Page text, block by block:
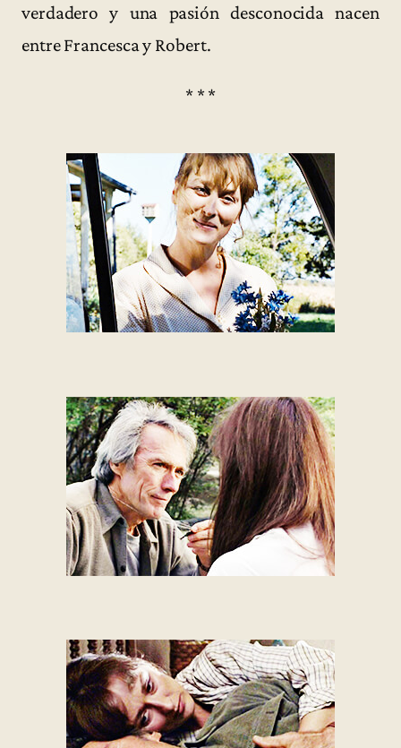
verdadero y una pasión desconocida nacen
entre Francesca y Robert.
* * *